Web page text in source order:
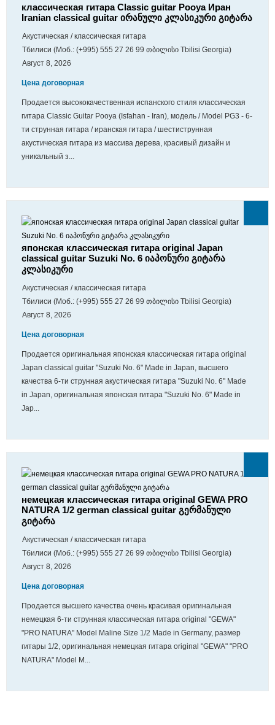
классическая гитара Classic guitar Pooya Иран
Iranian classical guitar ირანული კლასიკური გიტარა
Акустическая / классическая гитара
Тбилиси (Моб.: (+995) 555 27 26 99 თბილისი Tbilisi Georgia)
Август 8, 2026
Цена договорная
Продается высококачественная испанского стиля классическая
гитара Classic Guitar Pooya (Isfahan - Iran), модель / Model PG3 - 6-
ти струнная гитара / иранская гитара / шестиструнная
акустическая гитара из массива дерева, красивый дизайн и
уникальный з...
японская классическая гитара original Japan
classical guitar Suzuki No. 6 იაპონური გიტარა
კლასიკური
Акустическая / классическая гитара
Тбилиси (Моб.: (+995) 555 27 26 99 თბილისი Tbilisi Georgia)
Август 8, 2026
Цена договорная
Продается оригинальная японская классическая гитара original
Japan classical guitar "Suzuki No. 6" Made in Japan, высшего
качества 6-ти струнная акустическая гитара "Suzuki No. 6" Made
in Japan, оригинальная японская гитара "Suzuki No. 6" Made in
Jap...
немецкая классическая гитара original GEWA PRO
NATURA 1/2 german classical guitar გერმანული
გიტარა
Акустическая / классическая гитара
Тбилиси (Моб.: (+995) 555 27 26 99 თბილისი Tbilisi Georgia)
Август 8, 2026
Цена договорная
Продается высшего качества очень красивая оригинальная
немецкая 6-ти струнная классическая гитара original "GEWA"
"PRO NATURA" Model Maline Size 1/2 Made in Germany, размер
гитары 1/2, оригинальная немецкая гитара original "GEWA" "PRO
NATURA" Model M...